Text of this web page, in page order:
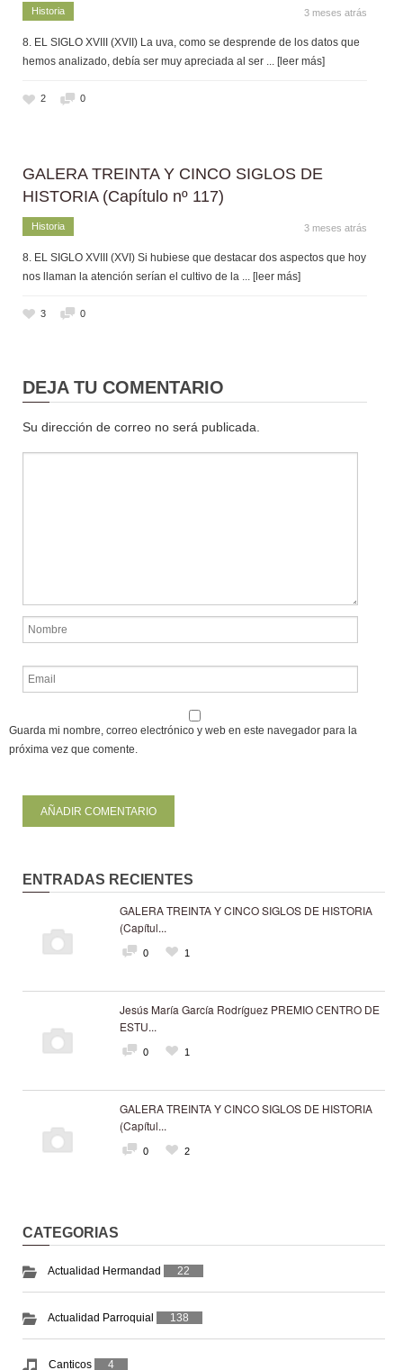
Historia 3 meses atrás
8. EL SIGLO XVIII (XVII) La uva, como se desprende de los datos que
hemos analizado, debía ser muy apreciada al ser ... [leer más]
2 0
GALERA TREINTA Y CINCO SIGLOS DE
HISTORIA (Capítulo nº 117)
Historia 3 meses atrás
8. EL SIGLO XVIII (XVI) Si hubiese que destacar dos aspectos que hoy
nos llaman la atención serían el cultivo de la
... [leer más]
3 0
DEJA TU COMENTARIO
Su dirección de correo no será publicada.
Guarda mi nombre, correo electrónico y web en este navegador para la
próxima vez que comente.
ENTRADAS RECIENTES
GALERA TREINTA Y CINCO SIGLOS DE HISTORIA
(Capítul...
0 1
Jesús María García Rodríguez PREMIO CENTRO DE
ESTU...
0 1
GALERA TREINTA Y CINCO SIGLOS DE HISTORIA
(Capítul...
0 2
CATEGORIAS
Actualidad Hermandad 22
Actualidad Parroquial 138
Canticos 4